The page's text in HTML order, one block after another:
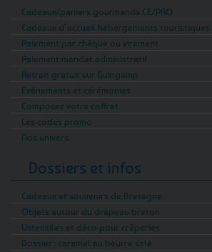
Cadeaux/paniers gourmands CE/PRO
Cadeaux d’accueil hébergements
Paiement par chèque ou virement
Paiement mandat administratif
Retrait gratuit sur Guingamp
Evénements et cérémonies
Composez votre coffret
Les codes promo
Nos univers
Dossiers et infos
Cadeaux et souvenirs de Bretagne
Objets autour du drapeau breton
Ustensiles et déco pour crêperies
Dossier : caramel au beurre salé